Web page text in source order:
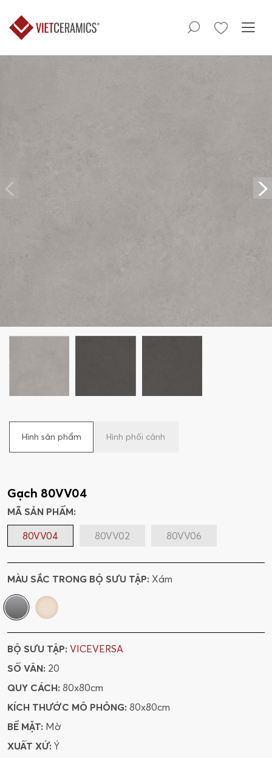
Hình sản phẩm Hình phối cảnh
Gạch 80VV04
MÃ SẢN PHẨM:
80VV04
80VV02 80VV06
MÀU SẮC TRONG BỘ SƯU TẬP: Xám
BỘ SƯU TẬP: VICEVERSA
SỐ VÂN: 20
QUY CÁCH: 80x80cm
KÍCH THƯỚC MÔ PHỎNG: 80x80cm
BỀ MẶT: Mờ
XUẤT XỨ: Ý